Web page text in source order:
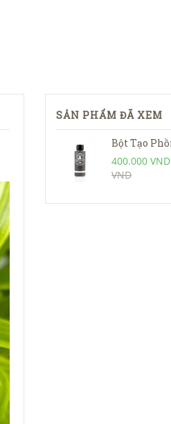
SẢN PHẨM ĐÃ XEM
400.000 VND
VND